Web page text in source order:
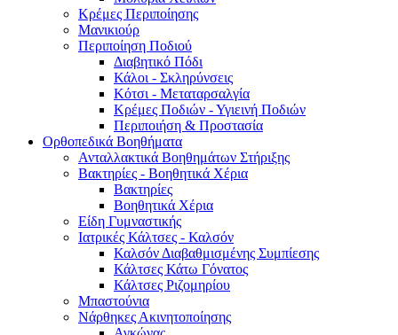
Κρέμες Περιποίησης
Μανικιούρ
Περιποίηση Ποδιού
Διαβητικό Πόδι
Κάλοι - Σκληρύνσεις
Κότσι - Μεταταρσαλγία
Κρέμες Ποδιών - Υγιεινή Ποδιών
Περιποιήση & Προστασία
Ορθοπεδικά Βοηθήματα
Ανταλλακτικά Βοηθημάτων Στήριξης
Βακτηρίες - Βοηθητικά Χέρια
Βακτηρίες
Βοηθητικά Χέρια
Είδη Γυμναστικής
Ιατρικές Κάλτσες - Καλσόν
Καλσόν Διαβαθμισμένης Συμπίεσης
Κάλτσες Κάτω Γόνατος
Κάλτσες Ριζομηρίου
Μπαστούνια
Νάρθηκες Ακινητοποίησης